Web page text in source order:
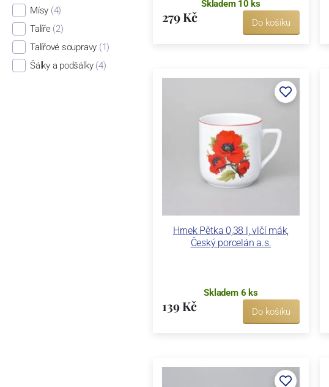
Mísy (4)
Talíře (2)
Talířové soupravy (1)
Šálky a podšálky (4)
Skladem 10 ks
279 Kč Do košíku
Hrnek Pětka 0,38 l, vlčí mák,
Český porcelán a.s.
Skladem 6 ks
139 Kč Do košíku